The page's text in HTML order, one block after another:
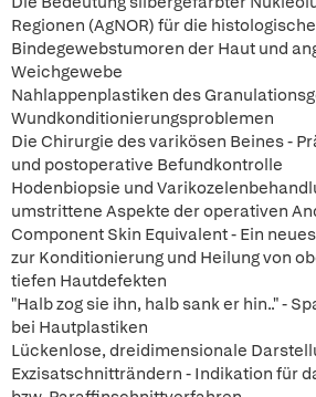
Regionen (AgNOR) für die
Bindegewebstumoren der Haut und
Weichgewebe
Nahlappenplastiken des
Wundkonditionierungsproblemen
Die Chirurgie des varikösen Beines -
und postoperative Befundkontrolle
Hodenbiopsie und
umstrittene Aspekte der operativen
Component Skin Equivalent - Ein
zur Konditionierung und Heilung von
tiefen Hautdefekten
"Halb zog sie ihn, halb sank er hin.." -
bei Hautplastiken
Lückenlose, dreidimensionale
Exzisatschnitträndern - Indikation für